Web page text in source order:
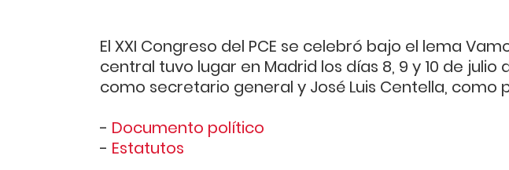
El XXI Congreso del PCE se celebró bajo el lema
central tuvo lugar en Madrid los días 8, 9 y 10 de
como secretario general y José Luis Centella, como
- Documento político
- Estatutos